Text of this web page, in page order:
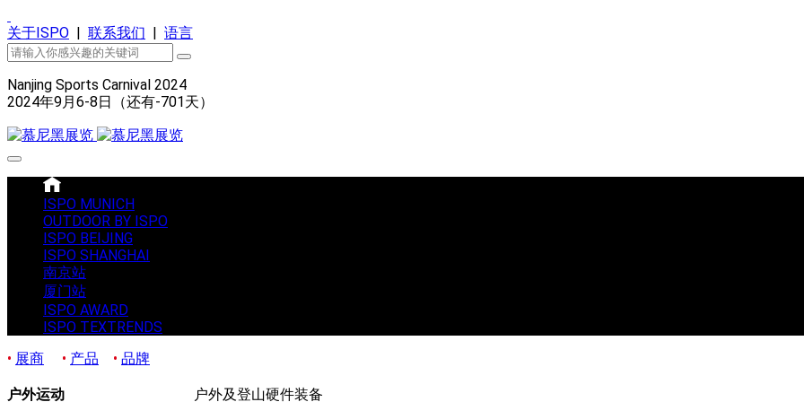
关于ISPO | 联系我们 | 语言
Nanjing Sports Carnival 2024
2024年9月6-8日（还有-701天）
ISPO MUNICH
OUTDOOR BY ISPO
ISPO BEIJING
ISPO SHANGHAI
南京站
厦门站
ISPO AWARD
ISPO TEXTRENDS
• 展商 • 产品 • 品牌
户外运动 户外及登山硬件装备